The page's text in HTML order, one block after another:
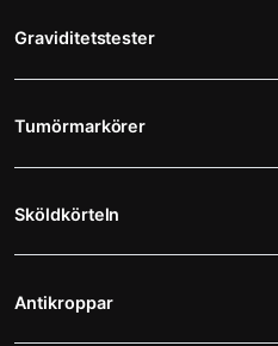
Graviditetstester
Tumörmarkörer
Sköldkörteln
Antikroppar